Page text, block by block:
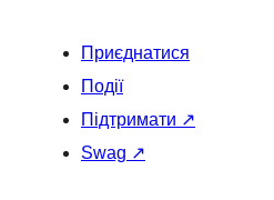
Приєднатися
Події
Підтримати ↗
Swag ↗